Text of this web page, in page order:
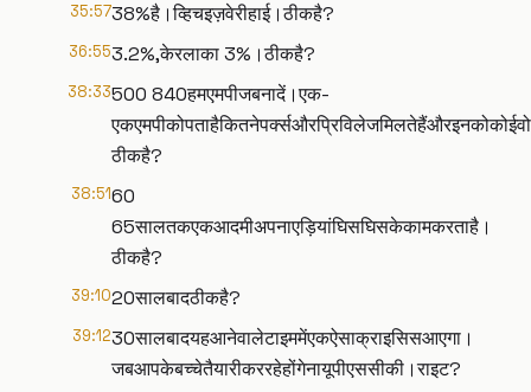
35:5738%है।व्हिचइज़वेरीहाई।ठीकहै?
36:553.2%,केरलाका 3%।ठीकहै?
38:33500 840हमएमपीजबनादें।एक-
ठीकहै?
38:5160
65सालतकएकआदमीअपनाएड़ियांघिसघिसकेकामकरताहै।
ठीकहै?
39:1020सालबादठीकहै?
39:1230सालबादयहआनेवालेटाइममेंएकऐसाक्राइसिसआएगा।
जबआपकेबच्चेतैयारीकररहेहोंगेनायूपीएससीकी।राइट?